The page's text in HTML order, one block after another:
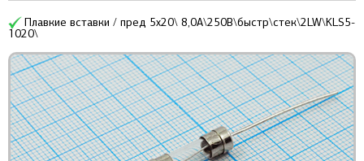
Плавкие вставки / пред 5x20\ 8,0А\250В\быстр\стек\2LW\KLS5-
1020\